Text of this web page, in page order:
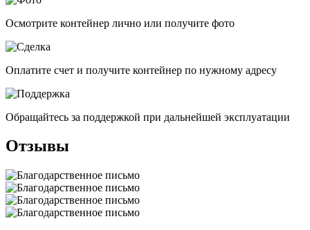
Осмотрите контейнер лично или получите фото
Оплатите счет и получите контейнер по нужному адресу
Обращайтесь за поддержкой при дальнейшей эксплуатации
Отзывы